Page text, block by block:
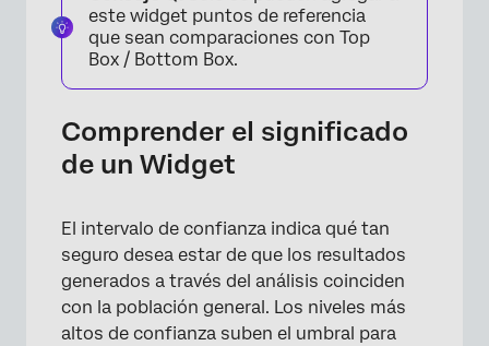
este widget puntos de referencia
que sean comparaciones con Top
Box / Bottom Box.
Comprender el significado
de un Widget
El intervalo de confianza indica qué tan
seguro desea estar de que los resultados
generados a través del análisis coinciden
con la población general. Los niveles más
altos de confianza suben el umbral para